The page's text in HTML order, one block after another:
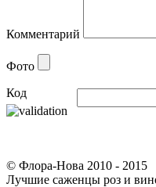
Комментарий
Фото
Код
© Флора-Нова 2010 - 2015
Лучшие саженцы роз и